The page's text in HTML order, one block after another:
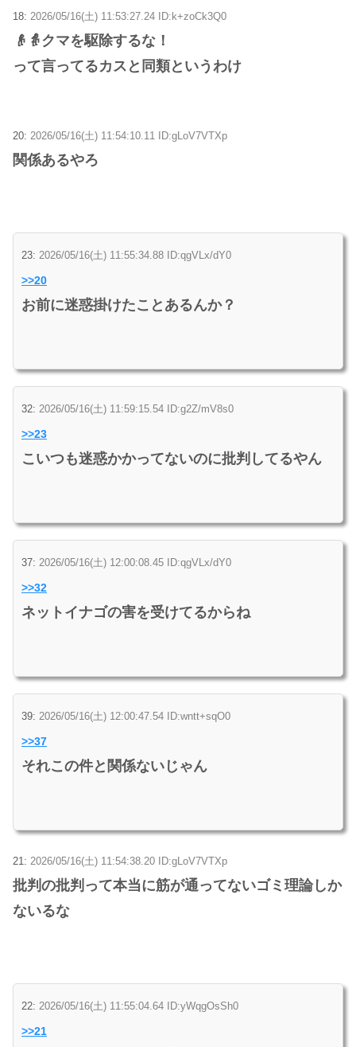
18: 2026/05/16(土) 11:53:27.24 ID:k+zoCk3Q0
👴👵クマを駆除するな！
って言ってるカスと同類というわけ
20: 2026/05/16(土) 11:54:10.11 ID:gLoV7VTXp
関係あるやろ
23: 2026/05/16(土) 11:55:34.88 ID:qgVLx/dY0
>>20
お前に迷惑掛けたことあるんか？
32: 2026/05/16(土) 11:59:15.54 ID:g2Z/mV8s0
>>23
こいつも迷惑かかってないのに批判してるやん
37: 2026/05/16(土) 12:00:08.45 ID:qgVLx/dY0
>>32
ネットイナゴの害を受けてるからね
39: 2026/05/16(土) 12:00:47.54 ID:wntt+sqO0
>>37
それこの件と関係ないじゃん
21: 2026/05/16(土) 11:54:38.20 ID:gLoV7VTXp
批判の批判って本当に筋が通ってないゴミ理論しか
ないるな
22: 2026/05/16(土) 11:55:04.64 ID:yWqgOsSh0
>>21